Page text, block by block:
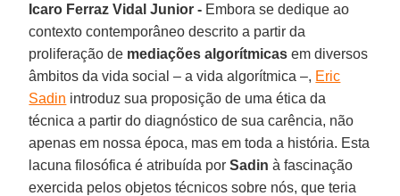
Icaro Ferraz Vidal Junior - Embora se dedique ao
contexto contemporâneo descrito a partir da
proliferação de mediações algorítmicas em diversos
âmbitos da vida social – a vida algorítmica –, Eric
Sadin introduz sua proposição de uma ética da
técnica a partir do diagnóstico de sua carência, não
apenas em nossa época, mas em toda a história. Esta
lacuna filosófica é atribuída porSadin à fascinação
exercida pelos objetos técnicos sobre nós, que teria